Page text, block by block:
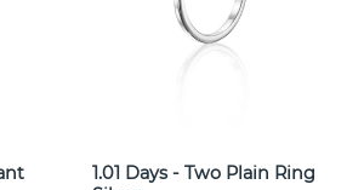
1.01 Days - Two Plain Ring